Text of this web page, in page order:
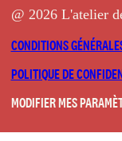
@ 2026 L'atelier
CONDITIONS
POLITIQUE DE
MODIFIER MES